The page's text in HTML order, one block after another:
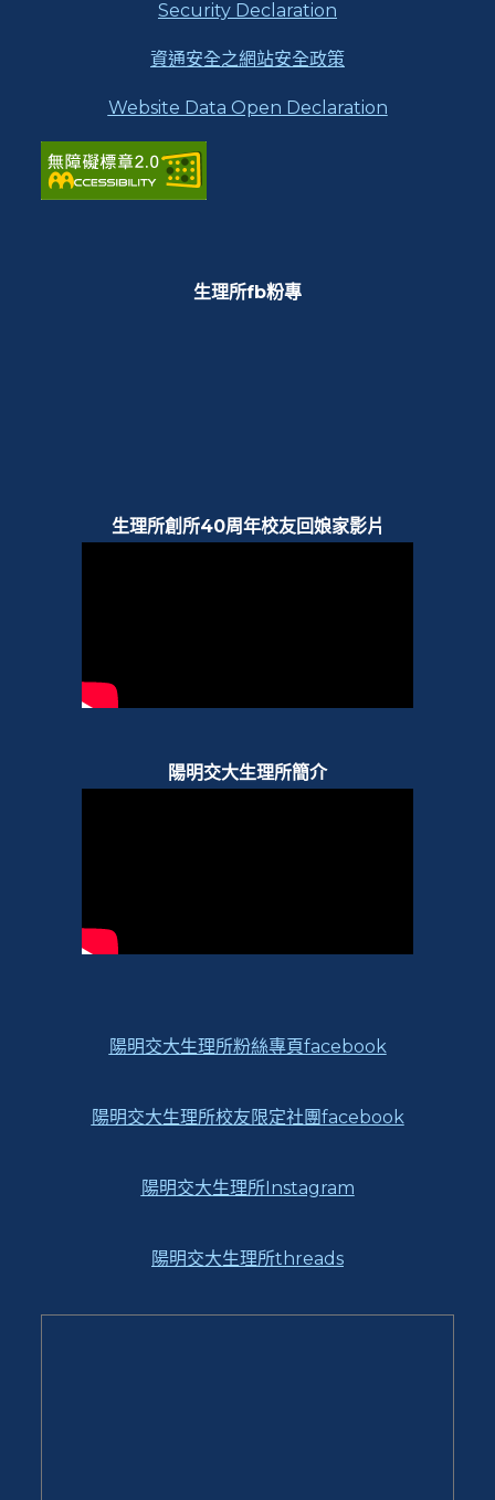
Security Declaration
資通安全之網站安全政策
Website Data Open Declaration
生理所fb粉專
生理所創所40周年校友回娘家影片
陽明交大生理所簡介
陽明交大生理所粉絲專頁facebook
陽明交大生理所校友限定社團facebook
陽明交大生理所Instagram
陽明交大生理所threads